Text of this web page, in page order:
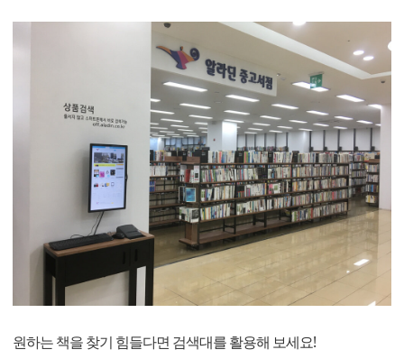
원하는 책을 찾기 힘들다면 검색대를 활용해 보세요!